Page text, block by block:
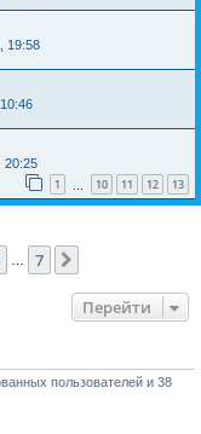
19:58
20:25
1 10 11 12 13
… 7
Перейти
пользователей и 38